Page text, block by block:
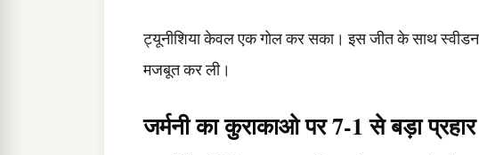
ट्यूनीशिया केवल एक गोल कर सका। इस जीत के साथ
मजबूत कर ली।
जर्मनी का कुराकाओ पर 7-1 से बड़ा प्रहार